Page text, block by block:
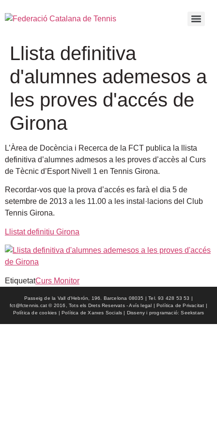
Llista definitiva
d'alumnes ademesos a
les proves d'accés de
Girona
L’Àrea de Docència i Recerca de la FCT publica la llista
definitiva d’alumnes admesos a les proves d’accès al Curs
de Tècnic d’Esport Nivell 1 en Tennis Girona.
Recordar-vos que la prova d’accés es farà el dia 5 de
setembre de 2013 a les 11.00 a les instal·lacions del Club
Tennis Girona.
Llistat definitiu Girona
EtiquetatCurs Monitor
Passeig de la Vall d'Hebrón, 196. Barcelona 08035 | Tel. 93 428 53 53 |
fct@fctennis.cat © 2016, Tots els Drets Reservats - Avís legal | Política de Privacitat |
Política de cookies | Política de Xarxes Socials | Disseny i programació: Seekstars